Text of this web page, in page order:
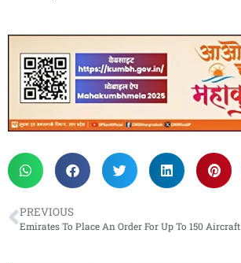
PREVIOUS
Emirates To Place An Order For Up To 150 Aircraft